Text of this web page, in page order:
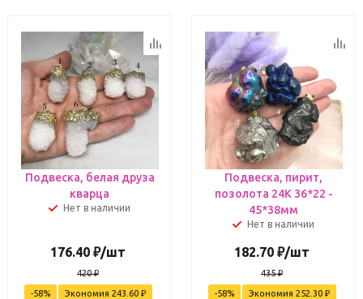
Подвеска, белая друза
кварца
Нет в наличии
176.40 ₽/шт
420₽
-58% Экономия 243.60₽
Подвеска, пирит,
позолота 24К 36*22 -
45*38мм
Нет в наличии
182.70 ₽/шт
435₽
-58% Экономия 252.30₽